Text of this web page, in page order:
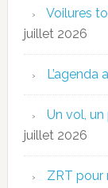
Voilures
juillet 2026
Un vol,
juillet 2026
ZRT pour